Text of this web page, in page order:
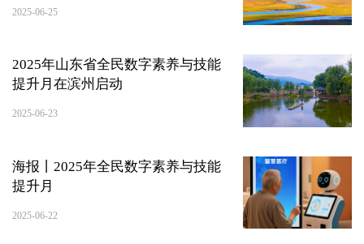
2025-06-25
2025年山东省全民数字素养与技能
提升月在滨州启动
2025-06-23
海报丨2025年全民数字素养与技能
提升月
2025-06-22